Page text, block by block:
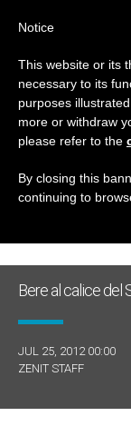
ULTIME
Bere al calice del
JUL 25, 2012 00:00
ZENIT STAFF
Notice
This website or its
necessary to its
purposes
more or withdraw
please refer to the
By closing this
continuing to